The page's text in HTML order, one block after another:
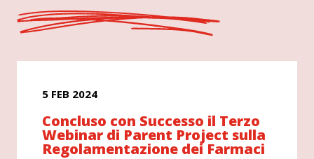
5 FEB 2024
Concluso con Successo il Terzo
Webinar di Parent Project sulla
Regolamentazione dei Farmaci